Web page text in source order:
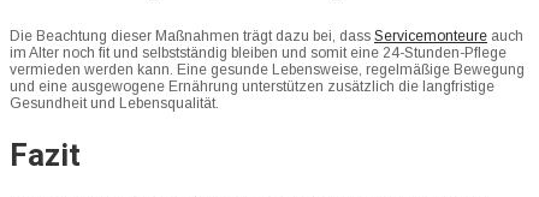
Die Beachtung dieser Maßnahmen trägt dazu bei, dass Servicemonteure auch
im Alter noch fit und selbstständig bleiben und somit eine 24-Stunden-Pflege
vermieden werden kann. Eine gesunde Lebensweise, regelmäßige Bewegung
und eine ausgewogene Ernährung unterstützen zusätzlich die langfristige
Gesundheit und Lebensqualität.
Fazit